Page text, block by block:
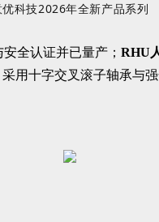
优科技2026年全新产品系列
全认证并已量产； RHU
用十字交叉滚子轴承与